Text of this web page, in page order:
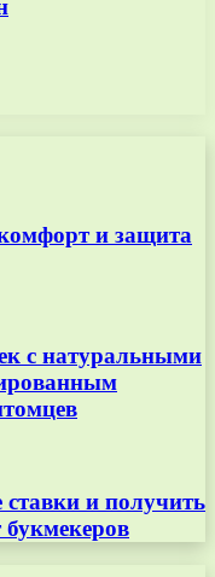
и защита
с натуральными
и получить